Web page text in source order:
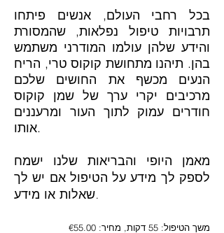
בכל רחבי העולם, אנשים פיתחו
תרבויות טיפול נפלאות, שהמסורת
והידע שלהן עולמו המודרני משתמש
בהן. תיהנו מתחושת קוקוס טרי, הריח
הנעים מכשף את החושים שלכם
מרכיבים יקרי ערך של שמן קוקוס
חודרים עמוק לתוך העור ומרעננים
אותו.
מאמן היופי והבריאות שלנו ישמח
לספק לך מידע על הטיפול אם יש לך
שאלות או מידע.
משך הטיפול: 55 דקות, מחיר: €55.00